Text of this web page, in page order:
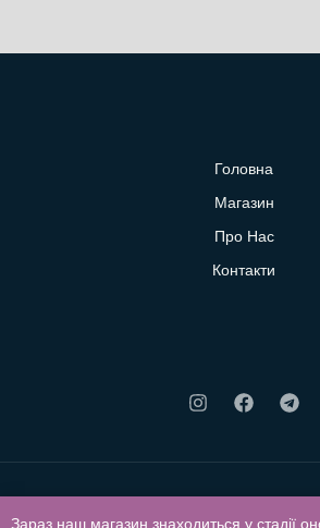
Зараз наш магазин знаходиться у стадії
Головна
Магазин
Про Нас
Контакти